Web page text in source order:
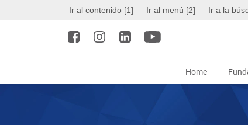
Ir al contenido [1] Ir al menú [2] Ir a la
Home